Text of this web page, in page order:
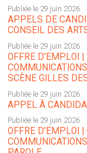
Publiée le 29 juin 2026
APPELS DE
CONSEIL DES
Publiée le 29 juin 2026
OFFRE D'EMPLOI
SCÈNE GILLES
Publiée le 29 juin 2026
APPEL À
Publiée le 29 juin 2026
OFFRE D'EMPLOI |